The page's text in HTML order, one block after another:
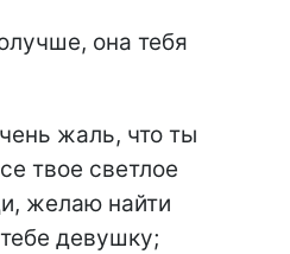
она тебя
жаль, что ты
твое светлое
желаю найти
девушку;